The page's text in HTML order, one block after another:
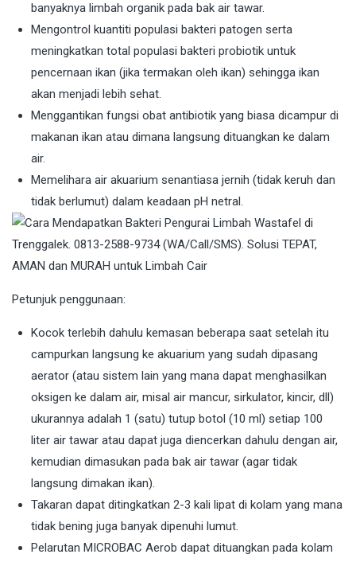
banyaknya limbah organik pada bak air tawar.
Mengontrol kuantiti populasi bakteri patogen serta
meningkatkan total populasi bakteri probiotik untuk
pencernaan ikan (jika termakan oleh ikan) sehingga ikan
akan menjadi lebih sehat.
Menggantikan fungsi obat antibiotik yang biasa dicampur di
makanan ikan atau dimana langsung dituangkan ke dalam
air.
Memelihara air akuarium senantiasa jernih (tidak keruh dan
tidak berlumut) dalam keadaan pH netral.
Petunjuk penggunaan:
Kocok terlebih dahulu kemasan beberapa saat setelah itu
campurkan langsung ke akuarium yang sudah dipasang
aerator (atau sistem lain yang mana dapat menghasilkan
oksigen ke dalam air, misal air mancur, sirkulator, kincir, dll)
ukurannya adalah 1 (satu) tutup botol (10 ml) setiap 100
liter air tawar atau dapat juga diencerkan dahulu dengan air,
kemudian dimasukan pada bak air tawar (agar tidak
langsung dimakan ikan).
Takaran dapat ditingkatkan 2-3 kali lipat di kolam yang mana
tidak bening juga banyak dipenuhi lumut.
Pelarutan MICROBAC Aerob dapat dituangkan pada kolam